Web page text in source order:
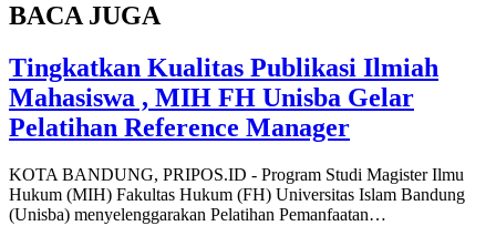
BACA JUGA
Tingkatkan Kualitas Publikasi Ilmiah
Mahasiswa , MIH FH Unisba Gelar
Pelatihan Reference Manager
KOTA BANDUNG, PRIPOS.ID - Program Studi Magister Ilmu
Hukum (MIH) Fakultas Hukum (FH) Universitas Islam Bandung
(Unisba) menyelenggarakan Pelatihan Pemanfaatan…